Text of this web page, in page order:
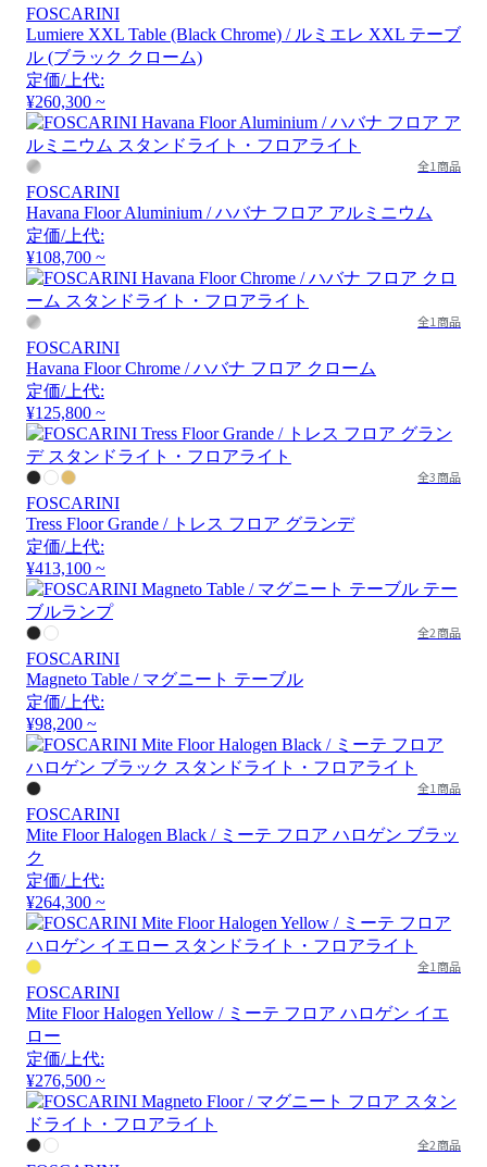
FOSCARINI
Lumiere XXL Table (Black Chrome) / ルミエレ XXL テーブ
ル (ブラック クローム)
定価/上代:
¥260,300 ~
全1商品
FOSCARINI
Havana Floor Aluminium / ハバナ フロア アルミニウム
定価/上代:
¥108,700 ~
全1商品
FOSCARINI
Havana Floor Chrome / ハバナ フロア クローム
定価/上代:
¥125,800 ~
全3商品
FOSCARINI
Tress Floor Grande / トレス フロア グランデ
定価/上代:
¥413,100 ~
全2商品
FOSCARINI
Magneto Table / マグニート テーブル
定価/上代:
¥98,200 ~
全1商品
FOSCARINI
Mite Floor Halogen Black / ミーテ フロア ハロゲン ブラッ
ク
定価/上代:
¥264,300 ~
全1商品
FOSCARINI
Mite Floor Halogen Yellow / ミーテ フロア ハロゲン イエ
ロー
定価/上代:
¥276,500 ~
全2商品